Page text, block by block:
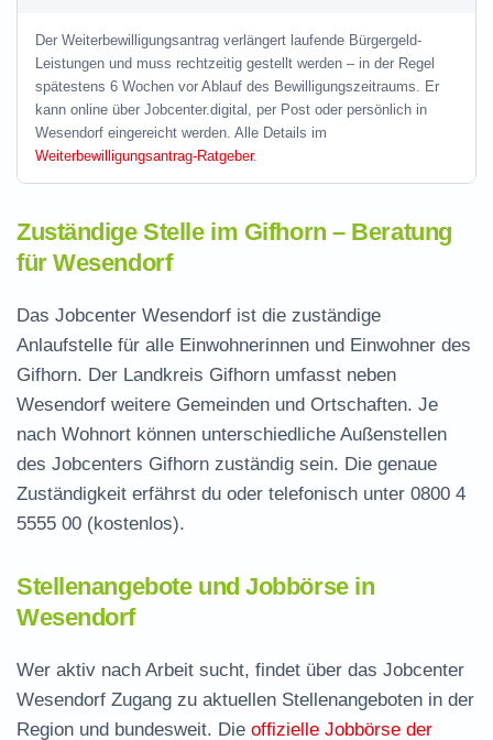
Der Weiterbewilligungsantrag verlängert laufende Bürgergeld-
Leistungen und muss rechtzeitig gestellt werden – in der Regel
spätestens 6 Wochen vor Ablauf des Bewilligungszeitraums. Er
kann online über Jobcenter.digital, per Post oder persönlich in
Wesendorf eingereicht werden. Alle Details im
Weiterbewilligungsantrag-Ratgeber.
Zuständige Stelle im Gifhorn – Beratung
für Wesendorf
Das Jobcenter Wesendorf ist die zuständige
Anlaufstelle für alle Einwohnerinnen und Einwohner des
Gifhorn. Der Landkreis Gifhorn umfasst neben
Wesendorf weitere Gemeinden und Ortschaften. Je
nach Wohnort können unterschiedliche Außenstellen
des Jobcenters Gifhorn zuständig sein. Die genaue
Zuständigkeit erfährst du oder telefonisch unter 0800 4
5555 00 (kostenlos).
Stellenangebote und Jobbörse in
Wesendorf
Wer aktiv nach Arbeit sucht, findet über das Jobcenter
Wesendorf Zugang zu aktuellen Stellenangeboten in der
Region und bundesweit. Die offizielle Jobbörse der